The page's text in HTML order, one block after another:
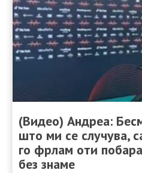
(Видео) Андреа:
што ми се случува,
го фрлам оти
без знаме